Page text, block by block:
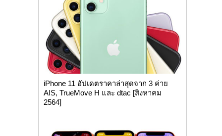
iPhone 11 อัปเดตราคาล่าสุดจาก 3 ค่าย
AIS, TrueMove H และ dtac [สิงหาคม
2564]